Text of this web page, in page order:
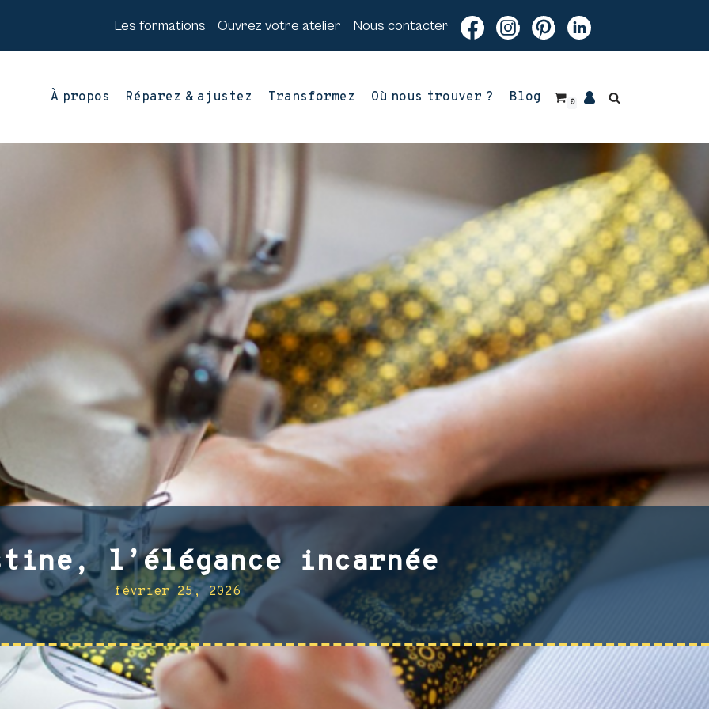
Les formations Ouvrez votre atelier Nous contacter
À propos Réparez & ajustez Transformez Où nous trouver ? Blog 0
l’élégance incarnée
février 25, 2026